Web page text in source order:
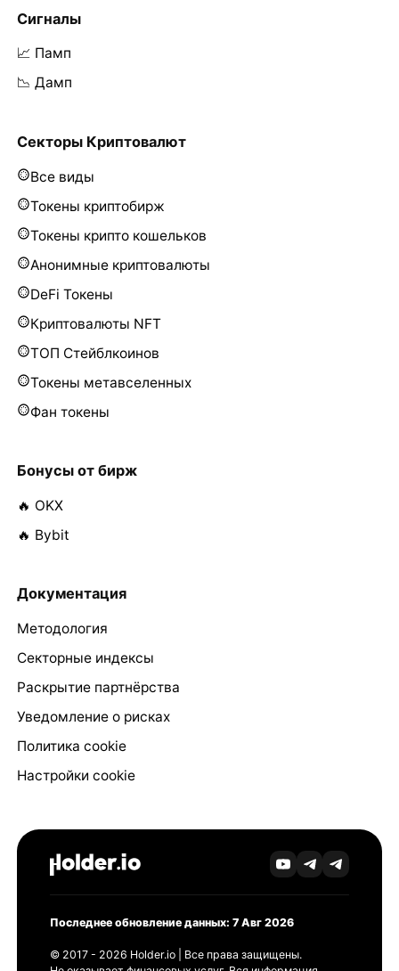
Сигналы
📈 Памп
📉 Дамп
Секторы Криптовалют
Все виды
Токены криптобирж
Токены крипто кошельков
Анонимные криптовалюты
DeFi Токены
Криптовалюты NFT
ТОП Стейблкоинов
Токены метавселенных
Фан токены
Бонусы от бирж
🔥 OKX
🔥 Bybit
Документация
Методология
Секторные индексы
Раскрытие партнёрства
Уведомление о рисках
Политика cookie
Настройки cookie
Последнее обновление данных: 7 Авг 2026
© 2017 - 2026 Holder.io | Все права защищены.